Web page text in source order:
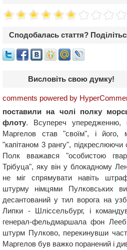
Сподобалась стаття?
Висловіть свою думку!
comments powered by
поставили на чолі полку
флоту. Всупереч упередженню,
Маргелов став "своїм", і його,
"капітаном 3 рангу",
Полк вважався "особистою
Трібуца", яку він у блокадному
не міг спрямувати навіть
штурму німцями Пулковських
десантований у тил ворога на
Липки - Шліссельбург, і
генерал-фельдмаршала фон
штурм Пулково, перекинувши
Маргелов був важко поранений і